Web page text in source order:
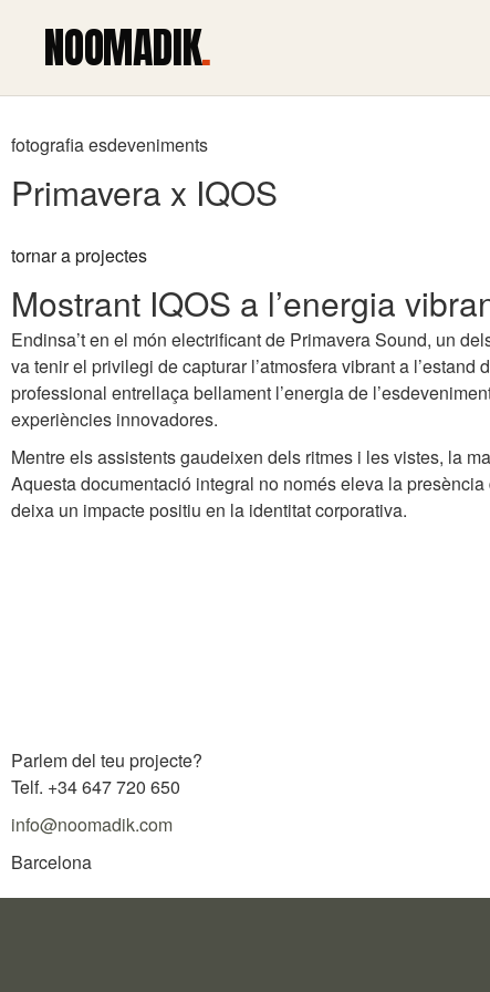
NOOMADIK.
fotografia esdeveniments
Primavera x IQOS
tornar a projectes
Mostrant IQOS a l’energia
Endinsa’t en el món electrificant de Primavera Sound, un
va tenir el privilegi de capturar l’atmosfera vibrant a
professional entrellaça bellament l’energia de
experiències innovadores.
Mentre els assistents gaudeixen dels ritmes i les vistes, la
Aquesta documentació integral no només eleva la
deixa un impacte positiu en la identitat corporativa.
Parlem del teu projecte?
Telf. +34 647 720 650
info@noomadik.com
Barcelona